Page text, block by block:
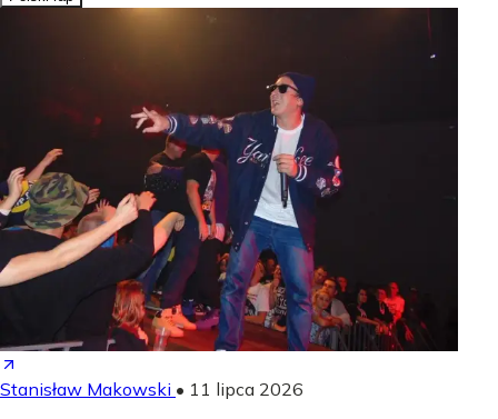
Stanisław Makowski • 11 lipca 2026